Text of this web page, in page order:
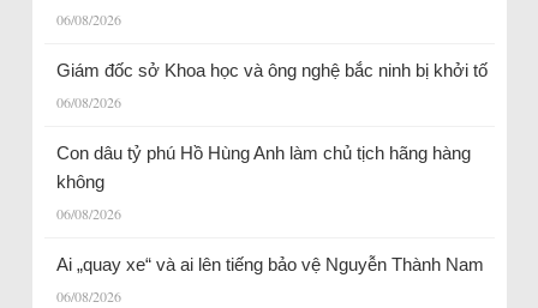
06/08/2026
Giám đốc sở Khoa học và ông nghệ bắc ninh bị khởi tố
06/08/2026
Con dâu tỷ phú Hồ Hùng Anh làm chủ tịch hãng hàng
không
06/08/2026
Ai „quay xe“ và ai lên tiếng bảo vệ Nguyễn Thành Nam
06/08/2026